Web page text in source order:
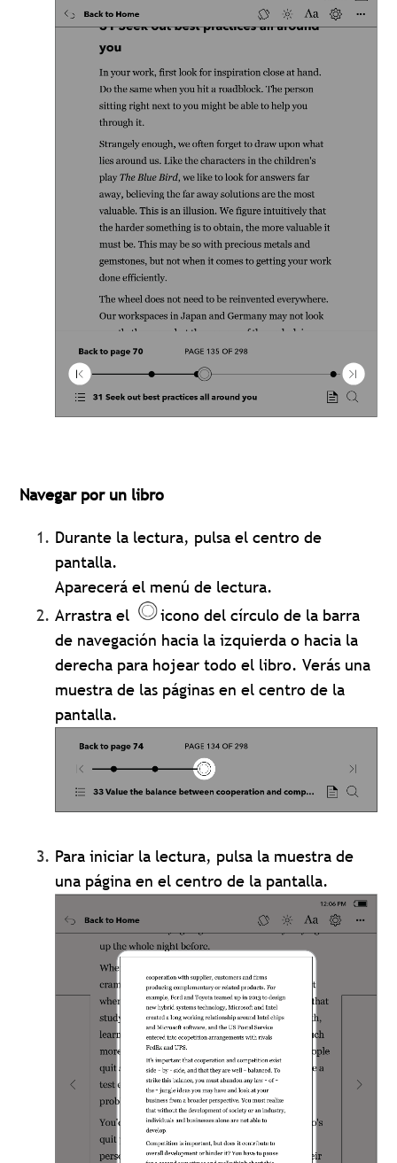
Navegar por un libro
Durante la lectura, pulsa el centro de
pantalla.
Aparecerá el menú de lectura.
Arrastra el
icono del círculo de la barra
de navegación hacia la izquierda o hacia la
derecha para hojear todo el libro. Verás una
muestra de las páginas en el centro de la
pantalla.
Para iniciar la lectura, pulsa la muestra de
una página en el centro de la pantalla.